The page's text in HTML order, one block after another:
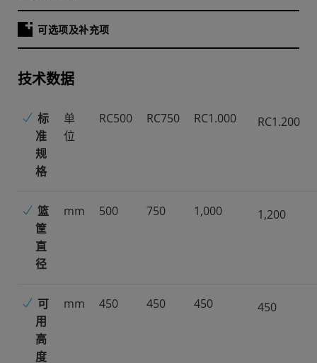
可选项及补充项
技术数据
标
准
规
格
单
位
RC500 RC750 RC1.000 RC1.200
篮
筐
直
径
mm 500 750 1,000 1,200
可
用
高
度
mm 450 450 450 450